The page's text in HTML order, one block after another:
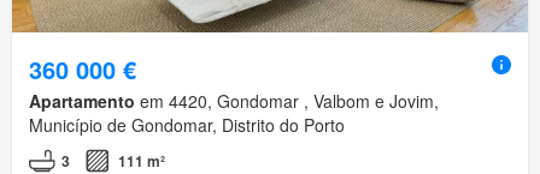
360 000 €
Apartamento em 4420, Gondomar , Valbom e Jovim,
Município de Gondomar, Distrito do Porto
3 111 m²